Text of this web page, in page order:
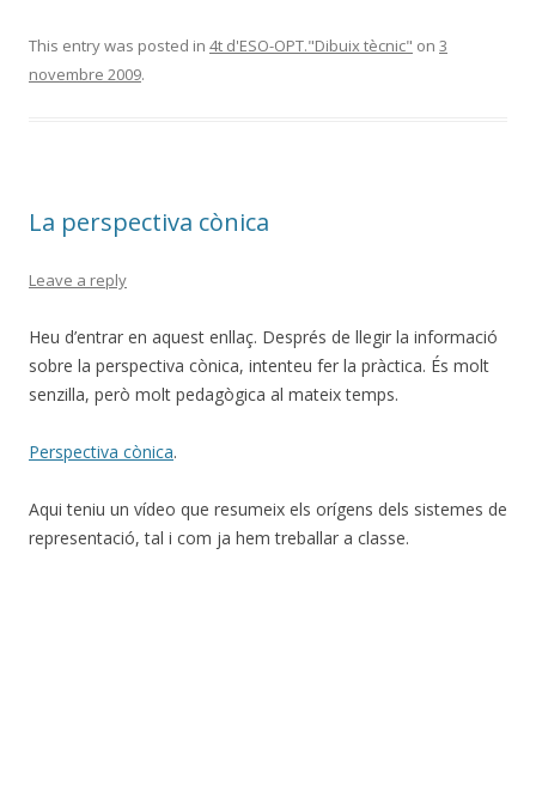
This entry was posted in 4t d'ESO-OPT."Dibuix tècnic" on 3
novembre 2009.
La perspectiva cònica
Leave a reply
Heu d’entrar en aquest enllaç. Després de llegir la informació
sobre la perspectiva cònica, intenteu fer la pràctica. És molt
senzilla, però molt pedagògica al mateix temps.
Perspectiva cònica.
Aqui teniu un vídeo que resumeix els orígens dels sistemes de
representació, tal i com ja hem treballar a classe.